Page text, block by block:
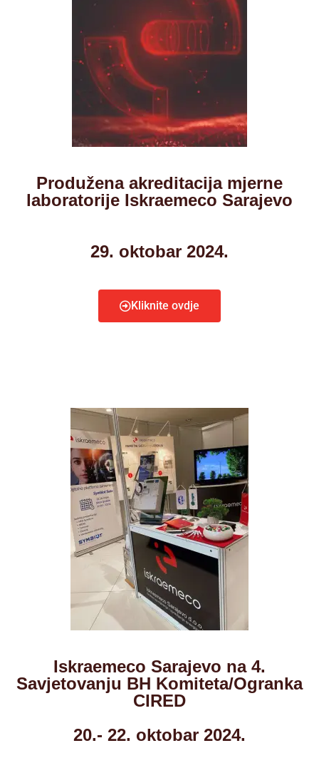
Produžena akreditacija mjerne
laboratorije Iskraemeco Sarajevo
29. oktobar 2024.
Kliknite ovdje
Iskraemeco Sarajevo na 4.
Savjetovanju BH Komiteta/Ogranka
CIRED
20.- 22. oktobar 2024.